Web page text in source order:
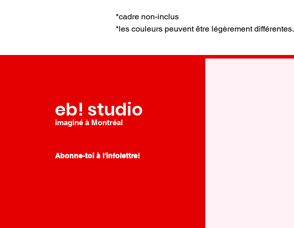
*cadre non-inclus
*les couleurs peuvent être légèrement différentes.
eb! studio
imaginé à Montréal
Abonne-toi à l'infolettre!